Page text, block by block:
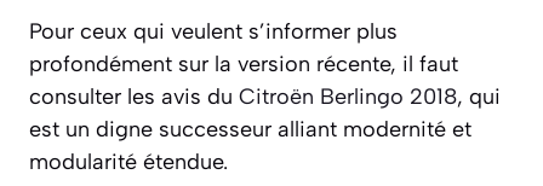
Pour ceux qui veulent s’informer plus
profondément sur la version récente, il faut
consulter les avis du Citroën Berlingo 2018, qui
est un digne successeur alliant modernité et
modularité étendue.